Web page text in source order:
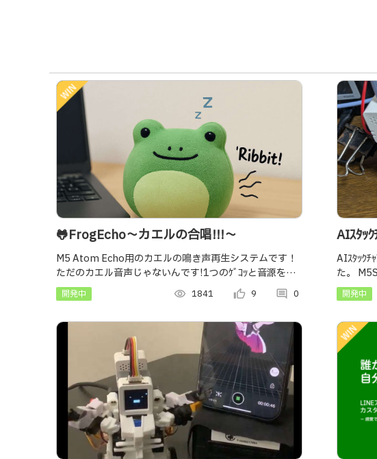
🐸FrogEcho〜カエルの合唱!!!〜
M5 Atom Echo用のカエルの鳴き声再生システムです！
ただのカエル音声じゃないんです!1つのｹﾞｺｯと音源を加
工し個体差表現！複数atomで同期！リアルなカエルの合
唱が聞こえるよ！
開発中 visibility 1841 thumb_up_alt 9 comment 0
AIｽﾀｯ
な関係
AIｽﾀｯｸﾁ
た。
すことが
開発中